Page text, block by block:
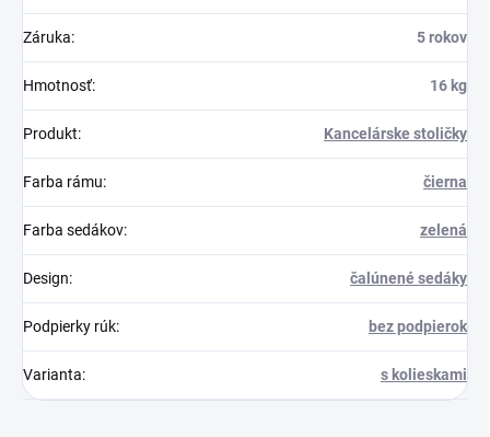
Záruka: 5 rokov
Hmotnosť: 16 kg
Produkt: Kancelárske stoličky
Farba rámu: čierna
Farba sedákov: zelená
Design: čalúnené sedáky
Podpierky rúk: bez podpierok
Varianta: s kolieskami